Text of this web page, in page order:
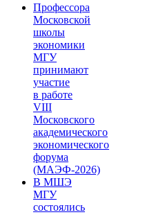
Профессора
Московской
школы
экономики
МГУ
принимают
участие
в работе
VIII
Московского
академического
экономического
форума
(МАЭФ-2026)
В МШЭ
МГУ
состоялись